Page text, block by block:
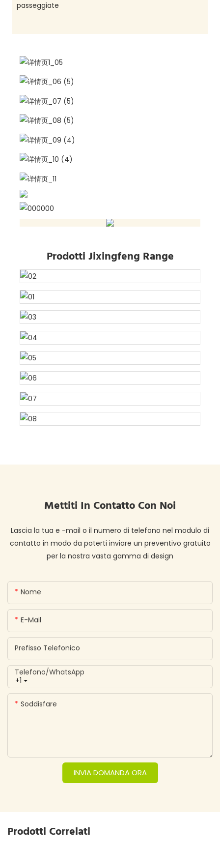
passeggiate
Prodotti Jixingfeng Range
Mettiti In Contatto Con Noi
Lascia la tua e -mail o il numero di telefono nel modulo di
contatto in modo da poterti inviare un preventivo gratuito
per la nostra vasta gamma di design
Nome
E-Mail
Prefisso Telefonico
+1
Telefono/WhatsApp
Soddisfare
INVIA DOMANDA ORA
Prodotti Correlati